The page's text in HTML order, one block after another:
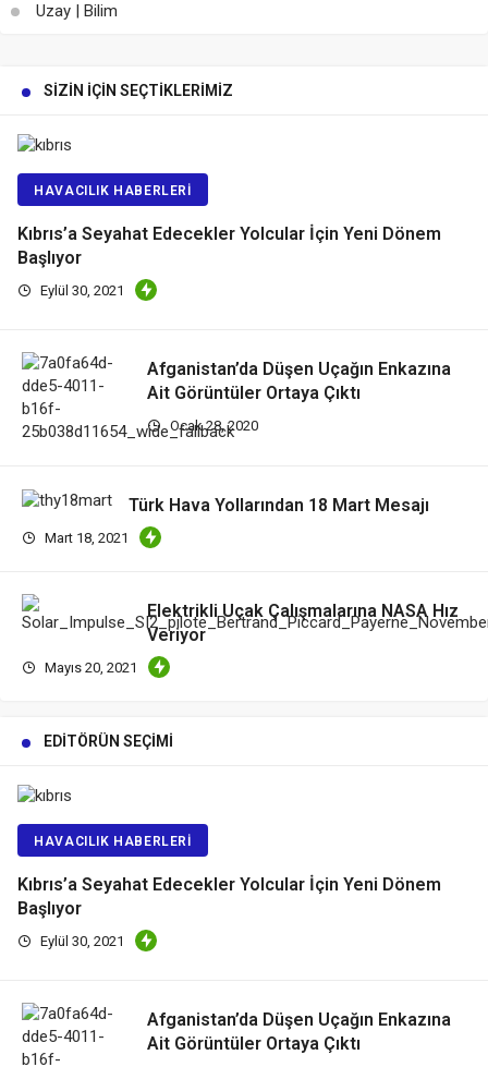
Uzay | Bilim
SIZIN İÇIN SEÇTIKLERIMIZ
HAVACILIK HABERLERI
Kıbrıs’a Seyahat Edecekler Yolcular İçin Yeni Dönem
Başlıyor
Eylül 30, 2021
Afganistan’da Düşen Uçağın Enkazına
Ait Görüntüler Ortaya Çıktı
Ocak 28, 2020
Türk Hava Yollarından 18 Mart Mesajı
Mart 18, 2021
Elektrikli Uçak Çalışmalarına NASA Hız
Veriyor
Mayıs 20, 2021
EDITÖRÜN SEÇIMI
HAVACILIK HABERLERI
Kıbrıs’a Seyahat Edecekler Yolcular İçin Yeni Dönem
Başlıyor
Eylül 30, 2021
Afganistan’da Düşen Uçağın Enkazına
Ait Görüntüler Ortaya Çıktı